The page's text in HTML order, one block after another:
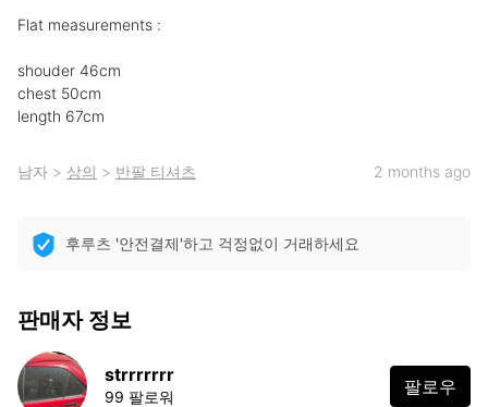
Flat measurements :
shouder 46cm
chest 50cm
length 67cm
남자 > 상의 > 반팔 티셔츠 2 months ago
후루츠 '안전결제'하고 걱정없이 거래하세요
판매자 정보
strrrrrrr
99 팔로워 팔로우